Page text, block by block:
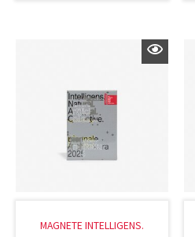
MAGNETE INTELLIGENS.